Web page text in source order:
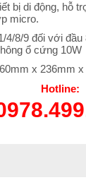
bị di động, hỗ
micro.
8/9 đối với
ổ cứng 10W
x 236mm
Hotline: